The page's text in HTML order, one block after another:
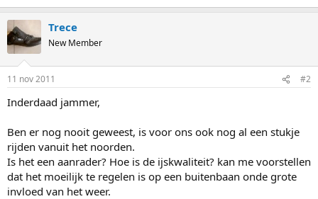
Trece
New Member
11 nov 2011 #2
Inderdaad jammer,
Ben er nog nooit geweest, is voor ons ook nog al een stukje
rijden vanuit het noorden.
Is het een aanrader? Hoe is de ijskwaliteit? kan me voorstellen
dat het moeilijk te regelen is op een buitenbaan onde grote
invloed van het weer.